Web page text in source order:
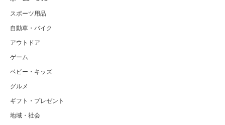
スポーツ用品
自動車・バイク
アウトドア
ゲーム
ベビー・キッズ
グルメ
ギフト・プレゼント
地域・社会